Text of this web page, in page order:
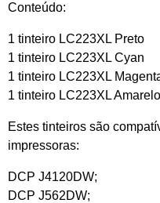
Conteúdo:
1 tinteiro LC223XL Preto
1 tinteiro LC223XL Cyan
1 tinteiro LC223XL
1 tinteiro LC223XL Amarelo
Estes tinteiros são
impressoras:
DCP J4120DW;
DCP J562DW;